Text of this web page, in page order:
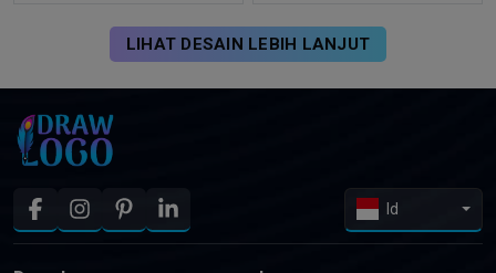
LIHAT DESAIN LEBIH LANJUT
Id